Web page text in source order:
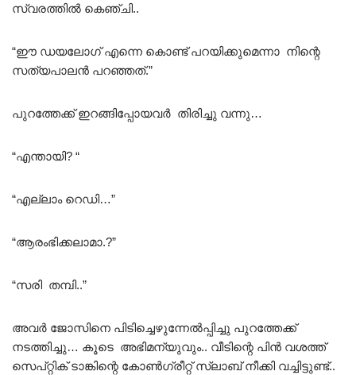
സ്വരത്തിൽ കെഞ്ചി..
“ഈ ഡയലോഗ് എന്നെ കൊണ്ട് പറയിക്കുമെന്നാ നിന്റെ
സത്യപാലൻ പറഞ്ഞത്.”
പുറത്തേക്ക് ഇറങ്ങിപ്പോയവർ തിരിച്ചു വന്നു…
“എന്തായി? “
“എല്ലാം റെഡി…”
“ആരംഭിക്കലാമാ.?”
“സരി തമ്പി..”
അവർ ജോസിനെ പിടിച്ചെഴുന്നേൽപ്പിച്ചു പുറത്തേക്ക്
നടത്തിച്ചു… കൂടെ അഭിമന്യുവും.. വീടിന്റെ പിൻ വശത്ത്
സെപ്റ്റിക് ടാങ്കിന്റെ കോൺഗ്രീറ്റ് സ്ലാബ് നീക്കി വച്ചിട്ടുണ്ട്..